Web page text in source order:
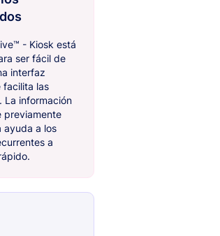
- Kiosk está
ser fácil de
interfaz
facilita las
La información
previamente
ayuda a los
a